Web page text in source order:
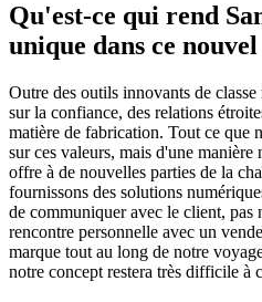
Qu'est-ce qui rend
unique dans ce
Outre des outils innovants de
sur la confiance, des relations
matière de fabrication. Tout ce que
sur ces valeurs, mais d'une
offre à de nouvelles parties de la
fournissons des solutions
de communiquer avec le client, pas
rencontre personnelle avec un
marque tout au long de notre
notre concept restera très difficile à